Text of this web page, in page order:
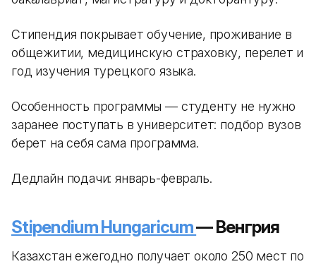
Стипендия покрывает обучение, проживание в
общежитии, медицинскую страховку, перелет и
год изучения турецкого языка.
Особенность программы — студенту не нужно
заранее поступать в университет: подбор вузов
берет на себя сама программа.
Дедлайн подачи: январь-февраль.
Stipendium Hungaricum— Венгрия
Казахстан ежегодно получает около 250 мест по